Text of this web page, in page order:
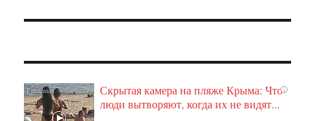
i
Скрытая камера на пляже Крыма: Что
люди вытворяют, когда их не видят...